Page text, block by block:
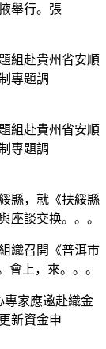
舉行。張
組赴貴州省安順
專題調
組赴貴州省安順
專題調
縣，就《扶綏縣
座談交换。。。
織召開《普洱市
會上，來。。。
家應邀赴織金
新資金申